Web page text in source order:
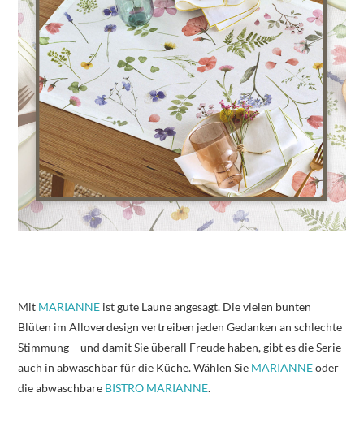
Mit MARIANNE ist gute Laune angesagt. Die vielen bunten
Blüten im Alloverdesign vertreiben jeden Gedanken an schlechte
Stimmung – und damit Sie überall Freude haben, gibt es die Serie
auch in abwaschbar für die Küche. Wählen Sie MARIANNEoder
die abwaschbare BISTRO MARIANNE.